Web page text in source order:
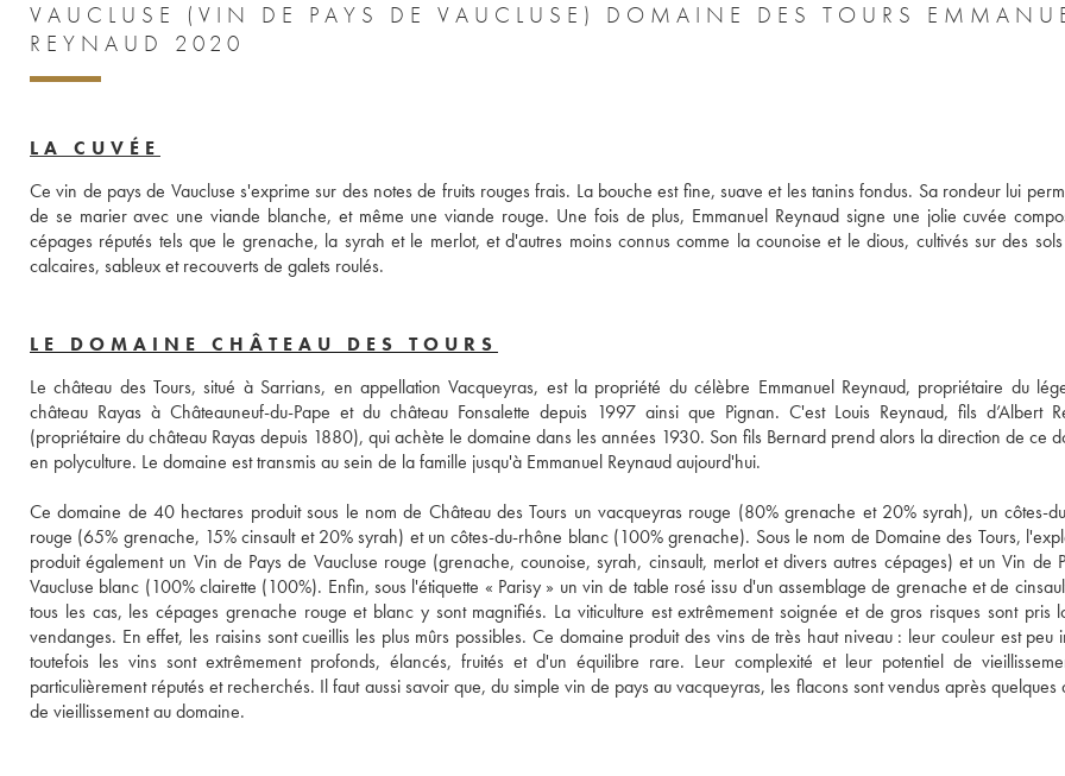
VAUCLUSE (VIN DE PAYS DE VAUCLUSE) DOMAINE DES TOURS
REYNAUD 2020
LA CUVÉE
Ce vin de pays de Vaucluse s'exprime sur des notes de fruits rouges frais. La bouche est fine, suave et les tanins fondus. Sa rondeur lui
de se marier avec une viande blanche, et même une viande rouge. Une fois de plus, Emmanuel Reynaud signe une jolie cuvée
cépages réputés tels que le grenache, la syrah et le merlot, et d'autres moins connus comme la counoise et le dious, cultivés sur des
calcaires, sableux et recouverts de galets roulés.
LE DOMAINE CHÂTEAU DES TOURS
Le château des Tours, situé à Sarrians, en appellation Vacqueyras, est la propriété du célèbre Emmanuel Reynaud, propriétaire du
château Rayas à Châteauneuf-du-Pape et du château Fonsalette depuis 1997 ainsi que Pignan. C'est Louis Reynaud, fils d’Albert
(propriétaire du château Rayas depuis 1880), qui achète le domaine dans les années 1930. Son fils Bernard prend alors la direction de ce
en polyculture. Le domaine est transmis au sein de la famille jusqu'à Emmanuel Reynaud aujourd'hui.
Ce domaine de 40 hectares produit sous le nom de Château des Tours un vacqueyras rouge (80% grenache et 20% syrah), un côtes-
rouge (65% grenache, 15% cinsault et 20% syrah) et un côtes-du-rhône blanc (100% grenache). Sous le nom de Domaine des Tours,
produit également un Vin de Pays de Vaucluse rouge (grenache, counoise, syrah, cinsault, merlot et divers autres cépages) et un Vin de
Vaucluse blanc (100% clairette (100%). Enfin, sous l'étiquette « Parisy » un vin de table rosé issu d'un assemblage de grenache et de
tous les cas, les cépages grenache rouge et blanc y sont magnifiés. La viticulture est extrêmement soignée et de gros risques sont pris
vendanges. En effet, les raisins sont cueillis les plus mûrs possibles. Ce domaine produit des vins de très haut niveau : leur couleur est peu
toutefois les vins sont extrêmement profonds, élancés, fruités et d'un équilibre rare. Leur complexité et leur potentiel de
particulièrement réputés et recherchés. Il faut aussi savoir que, du simple vin de pays au vacqueyras, les flacons sont vendus après quelques
de vieillissement au domaine.